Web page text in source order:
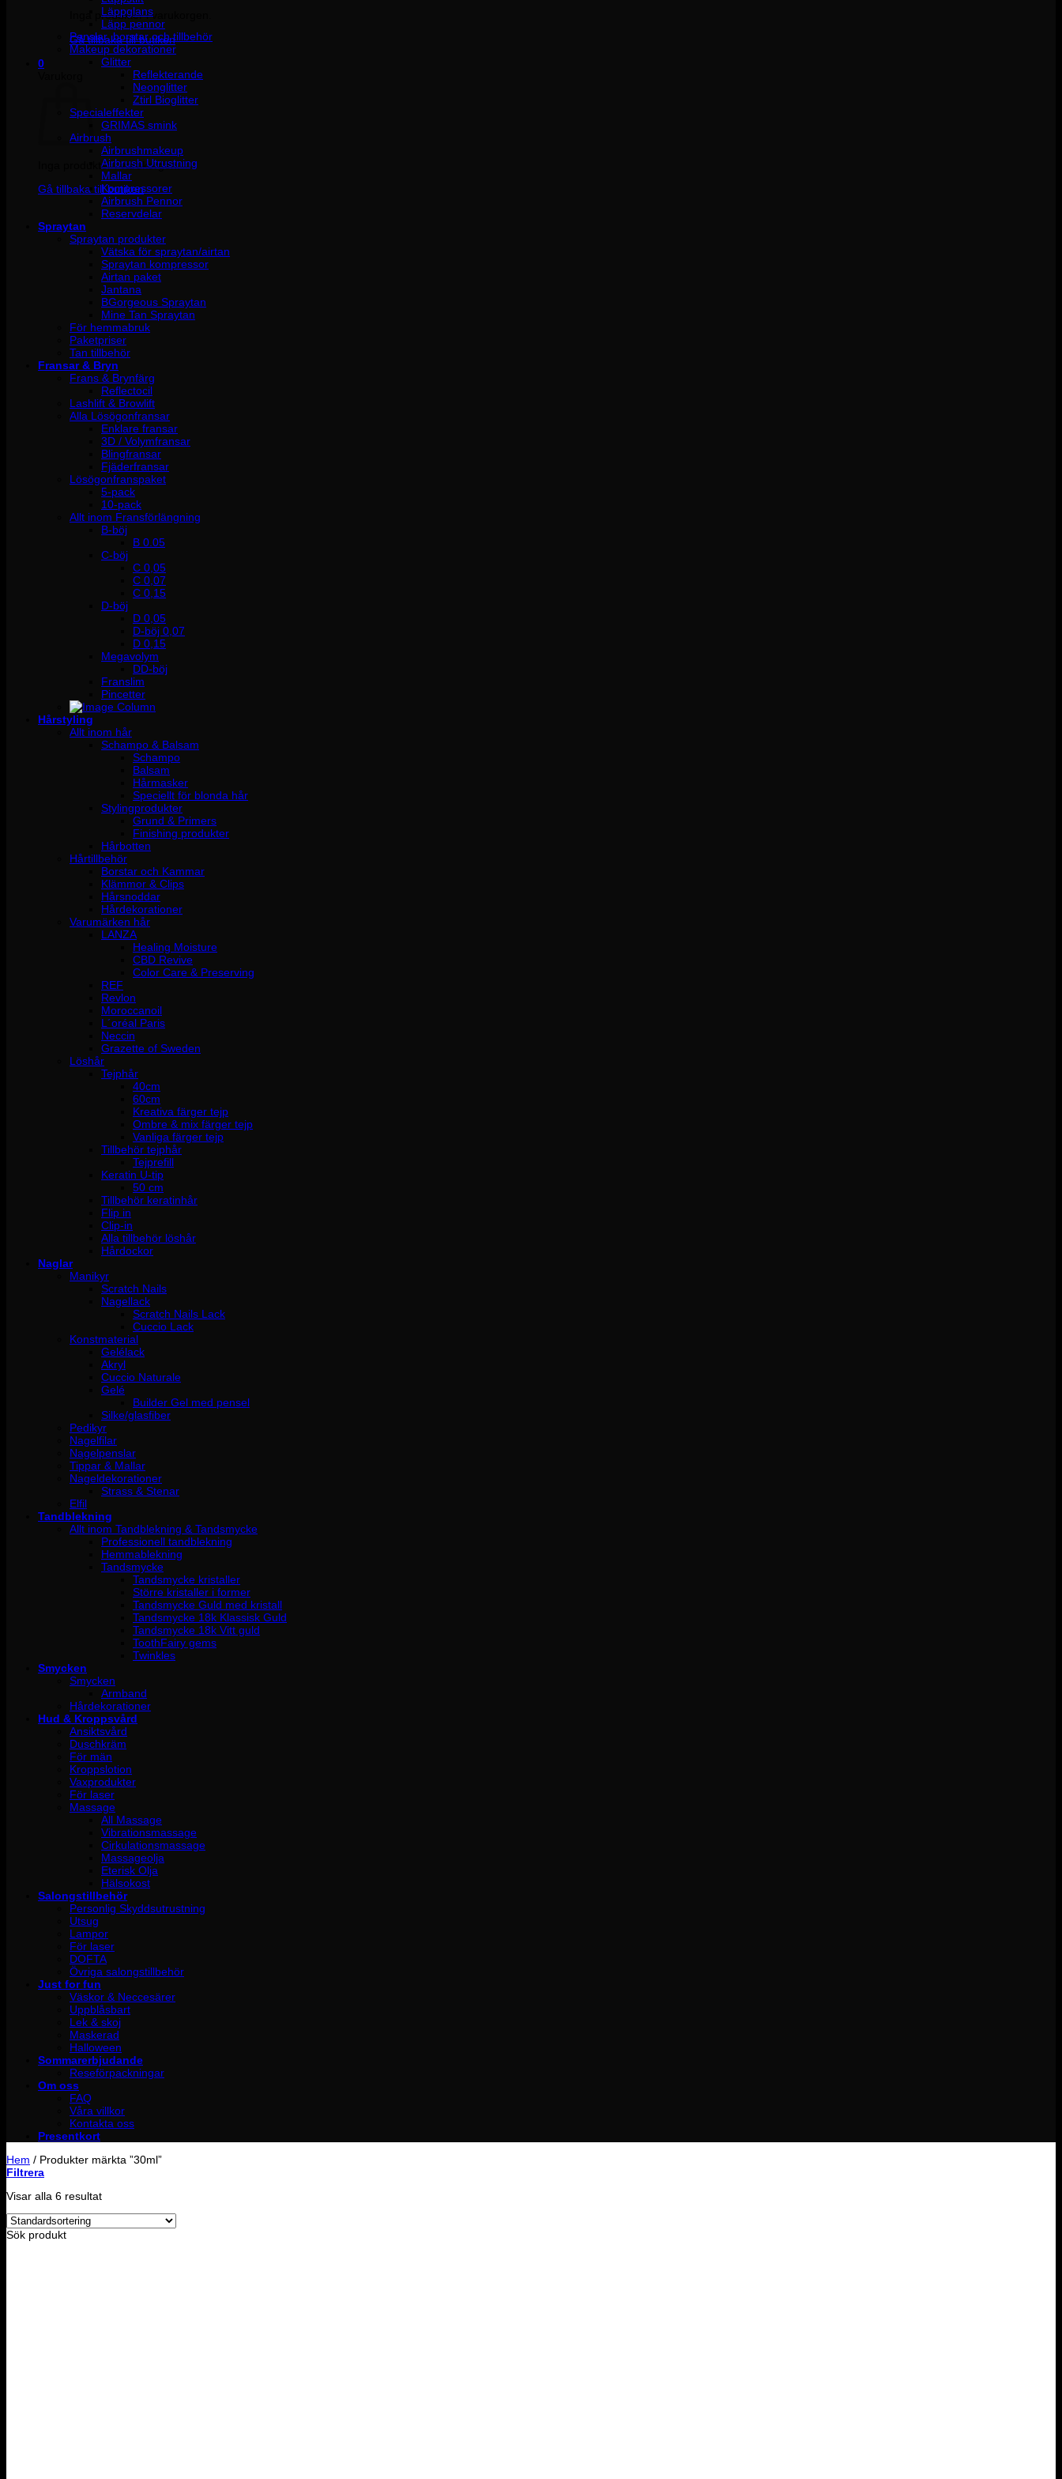
Inga produkter i varukorgen.
Gå tillbaka till butiken
0
Inga produkter i varukorgen.
Gå tillbaka till butiken
Läppglans
Läpp pennor
Penslar, borstar och tillbehör
Makeup dekorationer
Glitter
Reflekterande
Neonglitter
Ztirl Bioglitter
Specialeffekter
GRIMAS smink
Airbrush
Airbrushmakeup
Airbrush Utrustning
Mallar
Kompressorer
Airbrush Pennor
Reservdelar
Spraytan
Spraytan produkter
Vätska för spraytan/airtan
Spraytan kompressor
Airtan paket
Jantana
BGorgeous Spraytan
Mine Tan Spraytan
För hemmabruk
Paketpriser
Tan tillbehör
Fransar & Bryn
Frans & Brynfärg
Reflectocil
Lashlift & Browlift
Alla Lösögonfransar
Enklare fransar
3D / Volymfransar
Blingfransar
Fjäderfransar
Lösögonfranspaket
5-pack
10-pack
Allt inom Fransförlängning
B-böj
B 0.05
C-böj
C 0,05
C 0,07
C 0,15
D-böj
D 0,05
D-böj 0,07
D 0,15
Megavolym
DD-böj
Franslim
Pincetter
Hårstyling
Allt inom hår
Schampo & Balsam
Schampo
Balsam
Hårmasker
Speciellt för blonda hår
Stylingprodukter
Grund & Primers
Finishing produkter
Hårbotten
Hårtillbehör
Borstar och Kammar
Klämmor & Clips
Hårsnoddar
Hårdekorationer
Varumärken hår
LANZA
Healing Moisture
CBD Revive
Color Care & Preserving
REF
Revlon
Moroccanoil
L´oréal Paris
Neccin
Grazette of Sweden
Löshår
Tejphår
40cm
60cm
Kreativa färger tejp
Ombre & mix färger tejp
Vanliga färger tejp
Tillbehör tejphår
Tejprefill
Keratin U-tip
50 cm
Tillbehör keratinhår
Flip in
Clip-in
Alla tillbehör löshår
Hårdockor
Naglar
Manikyr
Scratch Nails
Nagellack
Scratch Nails Lack
Cuccio Lack
Konstmaterial
Gelélack
Akryl
Cuccio Naturale
Gelé
Builder Gel med pensel
Silke/glasfiber
Pedikyr
Nagelfilar
Nagelpenslar
Tippar & Mallar
Nageldekorationer
Strass & Stenar
Elfil
Tandblekning
Allt inom Tandblekning & Tandsmycke
Professionell tandblekning
Hemmablekning
Tandsmycke
Tandsmycke kristaller
Större kristaller i former
Tandsmycke Guld med kristall
Tandsmycke 18k Klassisk Guld
Tandsmycke 18k Vitt guld
ToothFairy gems
Twinkles
Smycken
Smycken
Armband
Hårdekorationer
Hud & Kroppsvård
Ansiktsvård
Duschkräm
För män
Kroppslotion
Vaxprodukter
För laser
Massage
All Massage
Vibrationsmassage
Cirkulationsmassage
Massageolja
Eterisk Olja
Hälsokost
Salongstillbehör
Personlig Skyddsutrustning
Utsug
Lampor
För laser
DOFTA
Övriga salongstillbehör
Just for fun
Väskor & Neccesärer
Uppblåsbart
Lek & skoj
Maskerad
Halloween
Sommarerbjudande
Reseförpackningar
Om oss
FAQ
Våra villkor
Kontakta oss
Presentkort
Hem / Produkter märkta ”30ml”
Filtrera
Visar alla 6 resultat
Sök produkt